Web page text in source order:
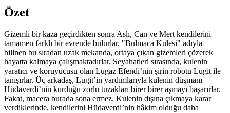
Özet
Gizemli bir kaza geçirdikten sonra Aslı, Can ve Mert kendilerini
tamamen farklı bir evrende bulurlar. "Bulmaca Kulesi" adıyla
bilinen bu sıradan uzak mekanda, ortaya çıkan gizemleri çözerek
hayatta kalmaya çalışmaktadırlar. Seyahatleri sırasında, kulenin
yaratıcı ve koruyucusu olan Lugaz Efendi’nin şirin robotu Lugit ile
tanışırlar. Üç arkadaş, Lugit’in yardımlarıyla kulenin düşmanı
Hüdaverdi’nin kurduğu zorlu tuzakları birer birer aşmayı başarırlar.
Fakat, macera burada sona ermez. Kulenin dışına çıkmaya karar
verdiklerinde, kendilerini Hüdaverdi’nin hâkim olduğu daha